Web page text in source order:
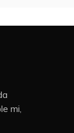
mi,